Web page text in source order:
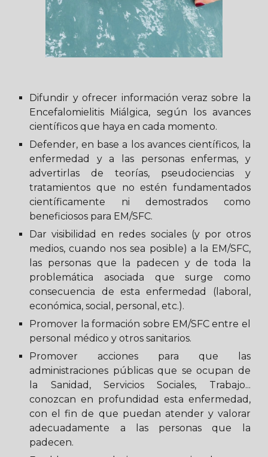
Difundir y ofrecer información veraz sobre la
Encefalomielitis Miálgica, según los avances
científicos que haya en cada momento.
Defender, en base a los avances científicos, la
enfermedad y a las personas enfermas, y
advertirlas de teorías, pseudociencias y
tratamientos que no estén fundamentados
científicamente ni demostrados como
beneficiosos para EM/SFC.
Dar visibilidad en redes sociales (y por otros
medios, cuando nos sea posible) a la EM/SFC,
las personas que la padecen y de toda la
problemática asociada que surge como
consecuencia de esta enfermedad (laboral,
económica, social, personal, etc.).
Promover la formación sobre EM/SFC entre el
personal médico y otros sanitarios.
Promover acciones para que las
administraciones públicas que se ocupan de
la Sanidad, Servicios Sociales, Trabajo...
conozcan en profundidad esta enfermedad,
con el fin de que puedan atender y valorar
adecuadamente a las personas que la
padecen.